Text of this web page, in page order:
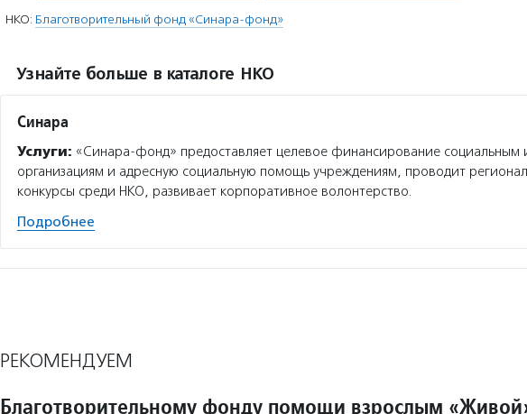
НКО: Благотворительный фонд «Синара-фонд»
Узнайте больше в каталоге НКО
Синара
Услуги: «Синара-фонд» предоставляет целевое финансирование социальным
организациям и адресную социальную помощь учреждениям, проводит
конкурсы среди НКО, развивает корпоративное волонтерство.
Подробнее
РЕКОМЕНДУЕМ
Благотворительному фонду помощи взрослым